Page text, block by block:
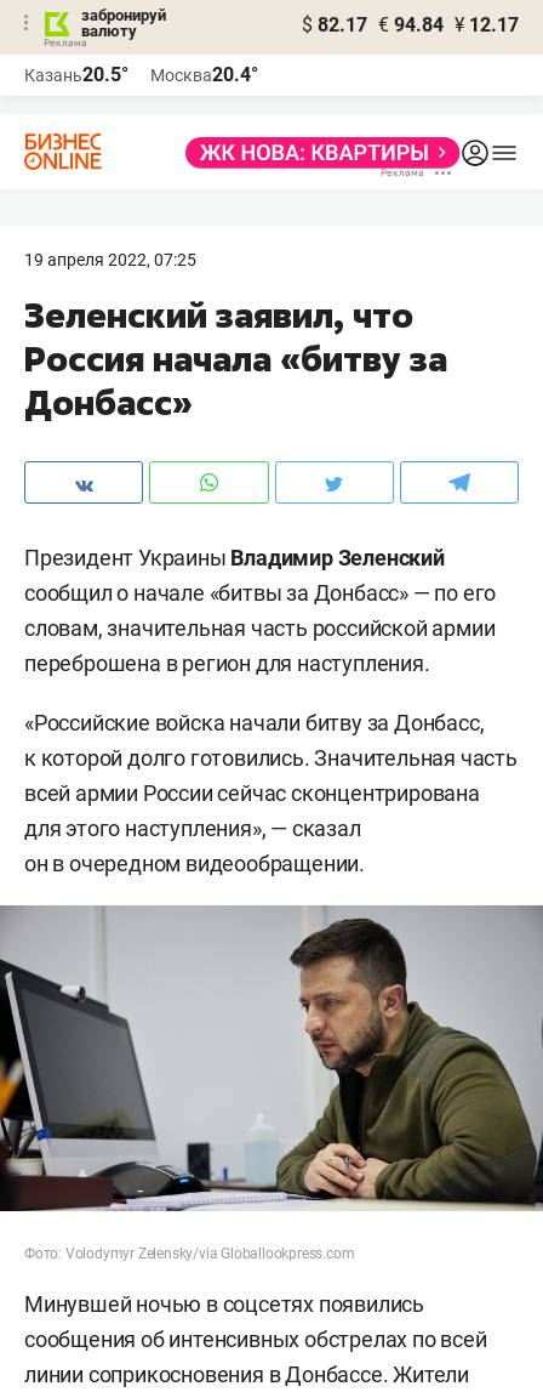
забронируй
валюту
$ 82.17 € 94.84 ¥ 12.17
Казань20.5° Москва20.4°
19 апреля 2022, 07:25
Зеленский заявил, что
Россия начала «битву за
Донбасс»
Президент Украины Владимир Зеленский
сообщил о начале «битвы за Донбасс» — по его
словам, значительная часть российской армии
переброшена в регион для наступления.
«Российские войска начали битву за Донбасс,
к которой долго готовились. Значительная часть
всей армии России сейчас сконцентрирована
для этого наступления», — сказал
он в очередном видеообращении.
Фото: Volodymyr Zelensky/via Globallookpress.com
Минувшей ночью в соцсетях появились
сообщения об интенсивных обстрелах по всей
линии соприкосновения в Донбассе. Жители